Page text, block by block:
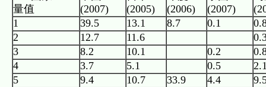
量值
(2007)
(2005)
(2006)
(2007)
1
39.5 13.1 8.7 0.1
2
12.7 11.6
3
8.2 10.1 0.2
4
3.7 5.1 0.5
5
9.4 10.7 33.9 4.4